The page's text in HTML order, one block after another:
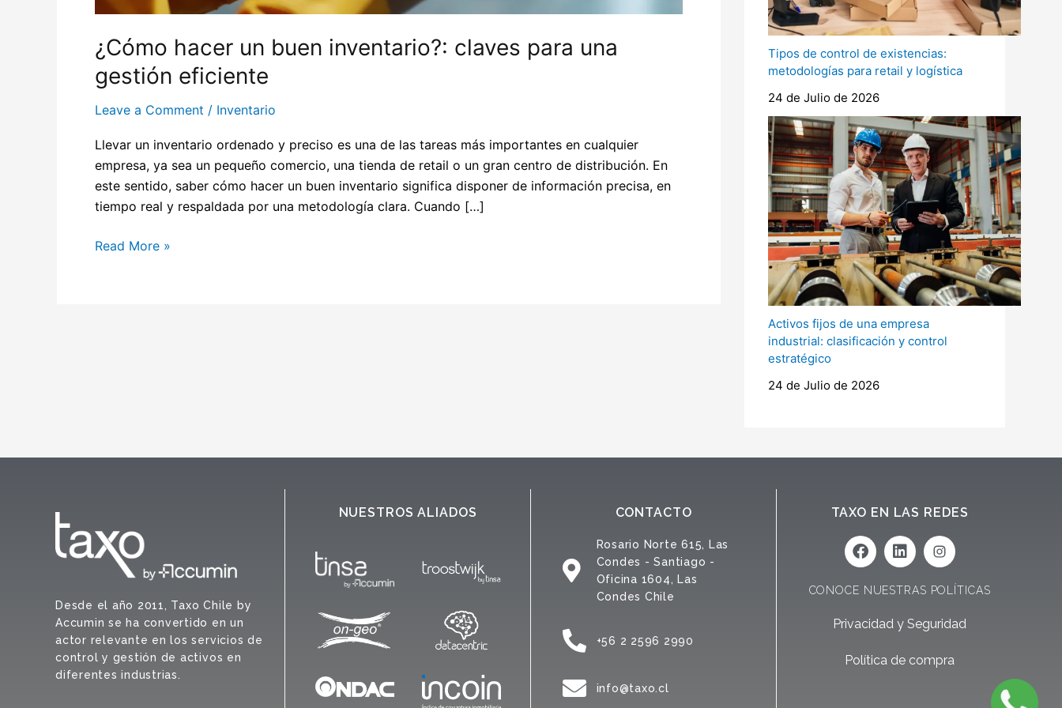
¿Cómo hacer un buen inventario?: claves para una
gestión eficiente
Leave a Comment / Inventario
Llevar un inventario ordenado y preciso es una de las tareas más importantes en cualquier
empresa, ya sea un pequeño comercio, una tienda de retail o un gran centro de distribución. En
este sentido, saber cómo hacer un buen inventario significa disponer de información precisa, en
tiempo real y respaldada por una metodología clara. Cuando […]
Read More »
Tipos de control de existencias:
metodologías para retail y logística
24 de Julio de 2026
Activos fijos de una empresa
industrial: clasificación y control
estratégico
24 de Julio de 2026
Desde el año 2011, Taxo Chile by
Accumin se ha convertido en un
actor relevante en los servicios de
control y gestión de activos en
diferentes industrias.
NUESTROS ALIADOS CONTACTO
Rosario Norte 615, Las
Condes - Santiago -
Oficina 1604, Las
Condes Chile
+56 2 2596 2990
info@taxo.cl
TAXO EN LAS REDES
F
a
e
o
k
L
i
k
d
i
n
CONOCE NUESTRAS POLÍTICAS
Privacidad y Seguridad
Política de compra